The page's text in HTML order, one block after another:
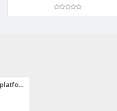
Papuci dama de vara cu platforme de 7 cm, din piele naturala, NEGRU, BOX PAP89NBOX